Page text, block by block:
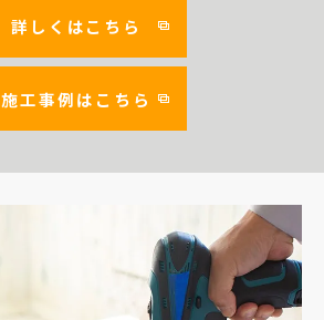
詳しくはこちら
施工事例はこちら